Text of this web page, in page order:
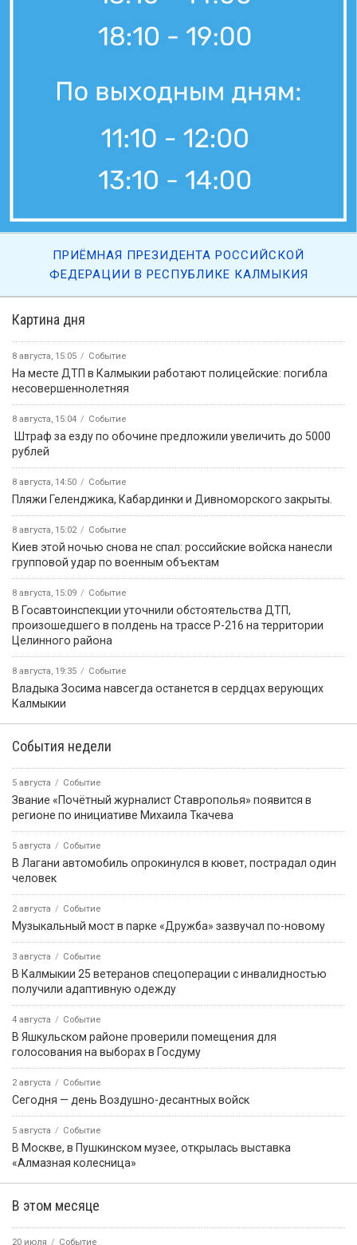
Картина дня
8 августа, 15:05 Событие
На месте ДТП в Калмыкии работают полицейские: погибла
несовершеннолетняя
8 августа, 15:04 Событие
️ Штраф за езду по обочине предложили увеличить до 5000
рублей
8 августа, 14:50 Событие
️Пляжи Геленджика, Кабардинки и Дивноморского закрыты.
8 августа, 15:02 Событие
Киев этой ночью снова не спал: российские войска нанесли
групповой удар по военным объектам
8 августа, 15:09 Событие
В Госавтоинспекции уточнили обстоятельства ДТП,
произошедшего в полдень на трассе Р-216 на территории
Целинного района
8 августа, 19:35 Событие
Владыка Зосима навсегда останется в сердцах верующих
Калмыкии
События недели
5 августа Событие
Звание «Почётный журналист Ставрополья» появится в
регионе по инициативе Михаила Ткачева
5 августа Событие
В Лагани автомобиль опрокинулся в кювет, пострадал один
человек
2 августа Событие
Музыкальный мост в парке «Дружба» зазвучал по-новому
3 августа Событие
В Калмыкии 25 ветеранов спецоперации с инвалидностью
получили адаптивную одежду
4 августа Событие
В Яшкульском районе проверили помещения для
голосования на выборах в Госдуму
2 августа Событие
Сегодня — день Воздушно-десантных войск
5 августа Событие
В Москве, в Пушкинском музее, открылась выставка
«Алмазная колесница»
В этом месяце
20 июля Событие
ПРИЁМНАЯ ПРЕЗИДЕНТА РОССИЙСКОЙ
ФЕДЕРАЦИИ В РЕСПУБЛИКЕ КАЛМЫКИЯ